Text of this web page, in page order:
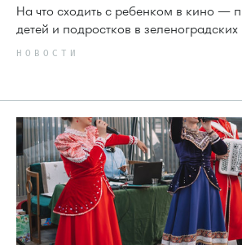
На что сходить с ребенком в кино —
детей и подростков в зеленоградских
НОВОСТИ